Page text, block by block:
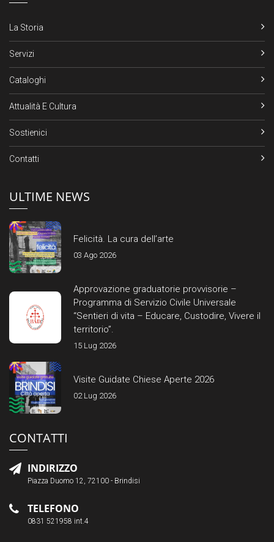
La Storia
Servizi
Cataloghi
Attualità E Cultura
Sostienici
Contatti
ULTIME NEWS
Felicità. La cura dell’arte
03 Ago 2026
Approvazione graduatorie provvisorie –
Programma di Servizio Civile Universale
“Sentieri di vita – Educare, Custodire, Vivere il
territorio”.
15 Lug 2026
Visite Guidate Chiese Aperte 2026
02 Lug 2026
CONTATTI
INDIRIZZO
Piazza Duomo 12, 72100 - Brindisi
TELEFONO
0831 521958 int.4